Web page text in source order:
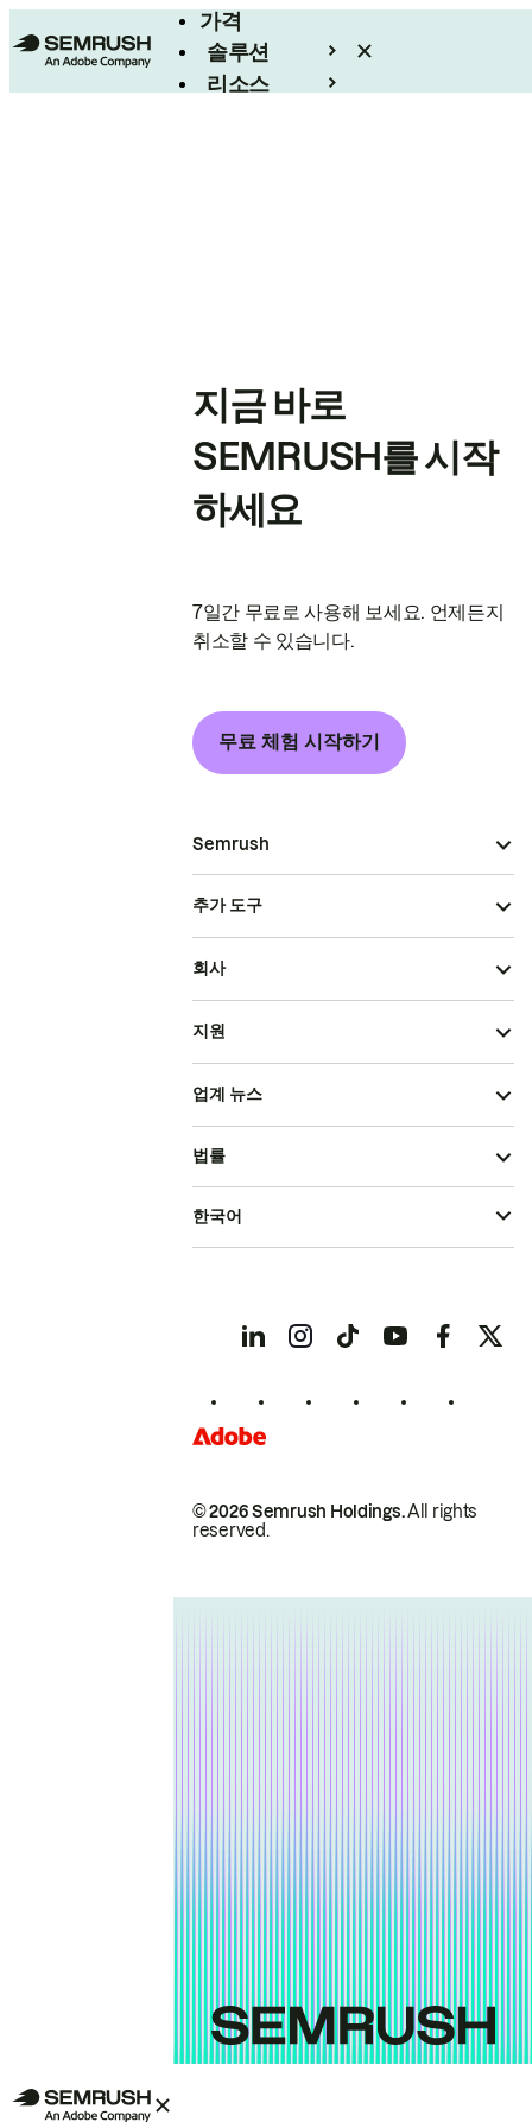
가격
솔루션
리소스
지금 바로
SEMRUSH를 시작
하세요
7일간 무료로 사용해 보세요. 언제든지
취소할 수 있습니다.
무료 체험 시작하기
Semrush
추가 도구
회사
지원
업계 뉴스
© 2026 Semrush Holdings.All rights
reserved.
법률
한국어